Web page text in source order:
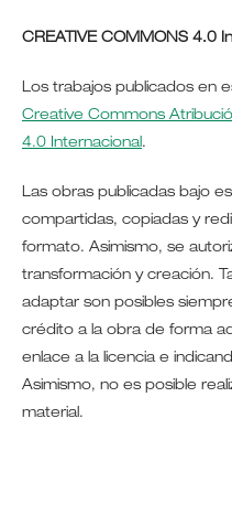
CREATIVE COMMONS 4.0
Los trabajos publicados en
Creative Commons
4.0 Internacional.
Las obras publicadas bajo
compartidas, copiadas y
formato. Asimismo, se
transformación y creación.
adaptar son posibles
crédito a la obra de forma
enlace a la licencia e
Asimismo, no es posible
material.